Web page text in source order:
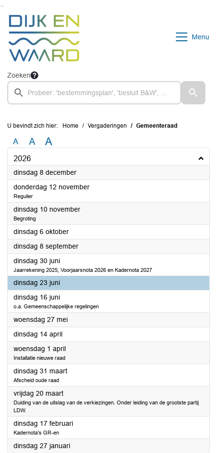
Menu
Zoeken
U bevindt zich hier: Home Vergaderingen Gemeenteraad
A A A
2026
dinsdag 8 december2026
donderdag 12 november2026
Regulier
dinsdag 10 november2026
Begroting
dinsdag 6 oktober2026
dinsdag 8 september2026
dinsdag 30 juni2026
Jaarrekening 2025, Voorjaarsnota 2026 en Kadernota 2027
dinsdag 23 juni2026
dinsdag 16 juni2026
o.a. Gemeenschappelijke regelingen
woensdag 27 mei2026
dinsdag 14 april2026
woensdag 1 april2026
Installatie nieuwe raad
dinsdag 31 maart2026
Afscheid oude raad
vrijdag 20 maart2026
Duiding van de uitslag van de verkiezingen. Onder leiding van de grootste partij
LDW.
dinsdag 17 februari2026
Kadernota's GR-en
dinsdag 27 januari2026